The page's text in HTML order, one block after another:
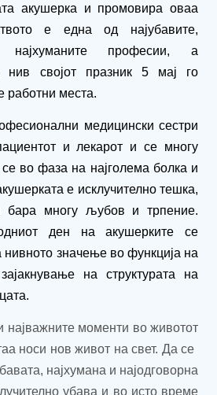
акушерка и промовира оваа
е една од најубавите,
најхуманите професии, а
нив својот празник 5 мај го
работни места.
медицински сестри
и лекарот и се многу
во фаза на најголема болка и
е исклучително тешка,
бара многу љубов и трпение.
ден на акушерките се
значење во функција на
на структурата на
најважните моменти во животот
носи нов живот на свет. Да се
најхумана и најодговорна
убава и во исто време